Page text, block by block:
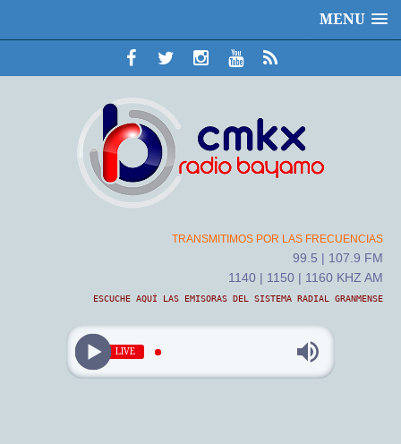
MENU
TRANSMITIMOS POR LAS FRECUENCIAS
99.5 | 107.9 FM
1140 | 1150 | 1160 KHZ AM
ESCUCHE AQUÍ LAS EMISORAS DEL SISTEMA RADIAL GRANMENSE
LIVE